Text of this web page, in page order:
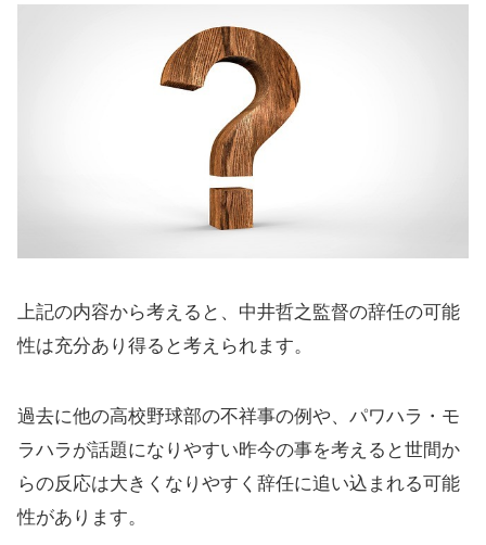
上記の内容から考えると、中井哲之監督の辞任の可能
性は充分あり得ると考えられます。
過去に他の高校野球部の不祥事の例や、パワハラ・モ
ラハラが話題になりやすい昨今の事を考えると世間か
らの反応は大きくなりやすく辞任に追い込まれる可能
性があります。